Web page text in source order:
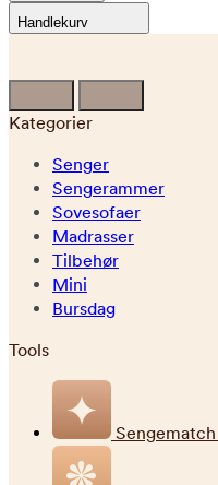
Handlekurv
Kategorier
Senger
Sengerammer
Sovesofaer
Madrasser
Tilbehør
Mini
Bursdag
Tools
Sengematch